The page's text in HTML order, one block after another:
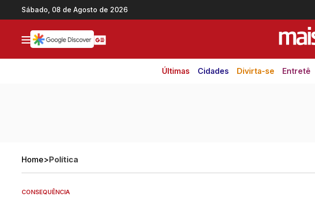
Ir direto pro conteúdo
Sábado, 08 de Agosto de 2026
Últimas Cidades Divirta-se Entretê
Home>Política
CONSEQUÊNCIA